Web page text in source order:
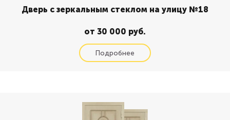
Дверь с зеркальным стеклом на улицу №18
от 30 000 руб.